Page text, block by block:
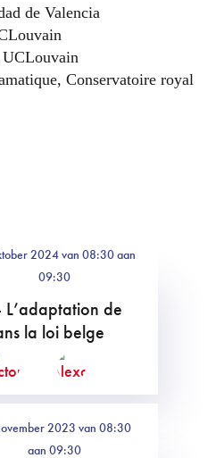
de Valencia
Conservatoire royal
2024 van 08:30 aan
09:30
de
la loi belge
2023 van 08:30
aan 09:30